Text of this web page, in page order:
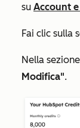
su Account
Fai clic sulla
Nella
Modifica".